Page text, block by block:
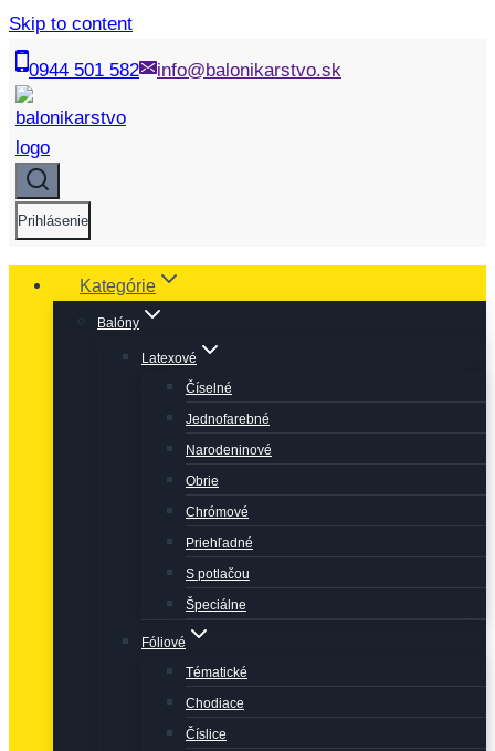
Skip to content
0944 501 582 info@balonikarstvo.sk
Prihlásenie
Kategórie
Balóny
Latexové
Číselné
Jednofarebné
Narodeninové
Obrie
Chrómové
Priehľadné
S potlačou
Špeciálne
Fóliové
Tématické
Chodiace
Číslice